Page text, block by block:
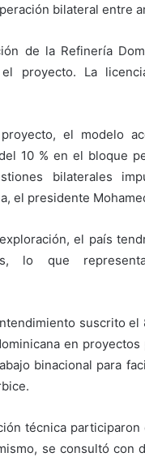
bilateral entre
de la Refinería
proyecto. La
el modelo
10 % en el bloque
bilaterales
el presidente
el país
lo que
suscrito
en
binacional para
técnica
se consultó con